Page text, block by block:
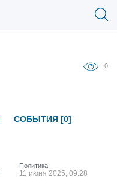
0
СОБЫТИЯ [0]
Политика
11 июня 2025, 09:28